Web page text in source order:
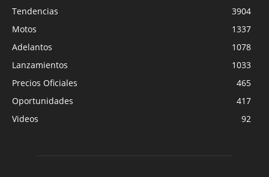
Tendencias
3904
Motos
1337
Adelantos
1078
Lanzamientos
1033
Precios Oficiales
465
Oportunidades
417
Videos
92